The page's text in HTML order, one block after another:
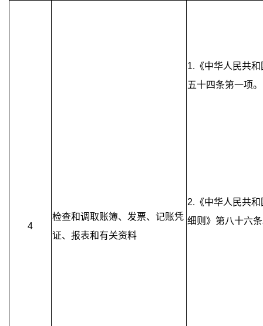
4
检查和调取账簿、发票、记账凭
证、报表和有关资料
1.《中华人民共
五十四条第一项。
2.《中华人民共
细则》第八十六